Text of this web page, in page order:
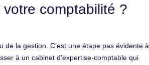
comptabilité ?
la gestion. C’est une étape pas évidente à
à un cabinet d’expertise-comptable qui